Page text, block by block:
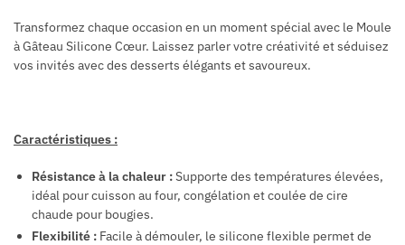
Transformez chaque occasion en un moment spécial avec le Moule
à Gâteau Silicone Cœur. Laissez parler votre créativité et séduisez
vos invités avec des desserts élégants et savoureux.
Caractéristiques :
Résistance à la chaleur :Supporte des températures élevées,
idéal pour cuisson au four, congélation et coulée de cire
chaude pour bougies.
Flexibilité : Facile à démouler, le silicone flexible permet de